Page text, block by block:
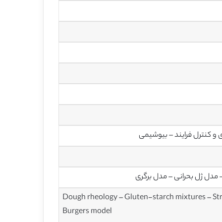
کنترل فرایند – بیوشیمی
ژل بحرانی – مدل برگری
Dough rheology – Gluten-starch mixtures –
Burgers model